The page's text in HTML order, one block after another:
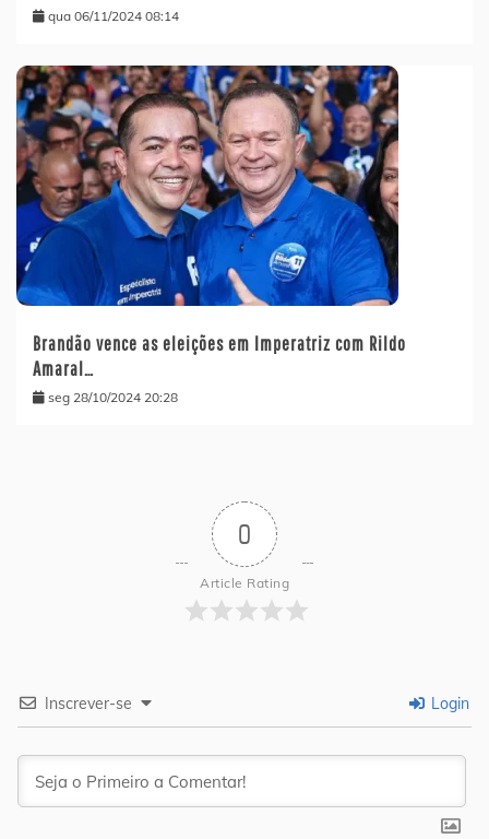
qua 06/11/2024 08:14
Brandão vence as eleições em Imperatriz com Rildo
Amaral…
seg 28/10/2024 20:28
0
Article Rating
Inscrever-se Login